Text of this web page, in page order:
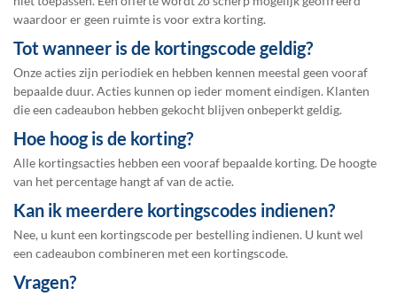
waardoor er geen ruimte is voor extra korting.
Tot wanneer is de kortingscode geldig?
Onze acties zijn periodiek en hebben kennen meestal geen vooraf
bepaalde duur. Acties kunnen op ieder moment eindigen. Klanten
die een cadeaubon hebben gekocht blijven onbeperkt geldig.
Hoe hoog is de korting?
Alle kortingsacties hebben een vooraf bepaalde korting. De hoogte
van het percentage hangt af van de actie.
Kan ik meerdere kortingscodes indienen?
Nee, u kunt een kortingscode per bestelling indienen. U kunt wel
een cadeaubon combineren met een kortingscode.
Vragen?